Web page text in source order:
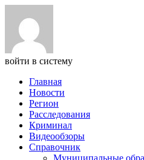
войти в систему
Главная
Новости
Регион
Расследования
Криминал
Видеообзоры
Справочник
Муниципальные